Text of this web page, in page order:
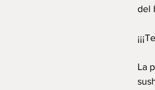
del
La